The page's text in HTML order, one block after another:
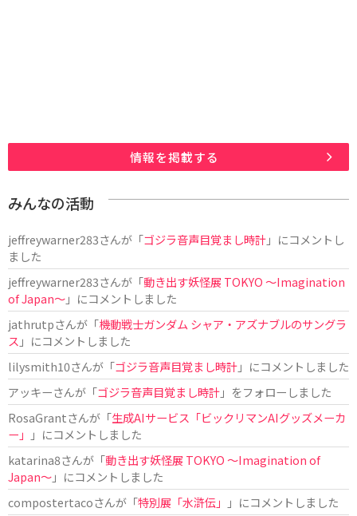
情報を掲載する
みんなの活動
jeffreywarner283さんが「ゴジラ音声目覚まし時計」にコメントし
ました
jeffreywarner283さんが「動き出す妖怪展 TOKYO 〜Imagination
of Japan〜」にコメントしました
jathrutpさんが「機動戦士ガンダム シャア・アズナブルのサングラ
ス 」にコメントしました
lilysmith10さんが「ゴジラ音声目覚まし時計」にコメントしました
アッキーさんが「ゴジラ音声目覚まし時計」をフォローしました
RosaGrantさんが「生成AIサービス「ビックリマンAIグッズメーカ
ー」
」にコメントしました
katarina8さんが「動き出す妖怪展 TOKYO 〜Imagination of
Japan〜」にコメントしました
compostertacoさんが「特別展「水滸伝」
」にコメントしました